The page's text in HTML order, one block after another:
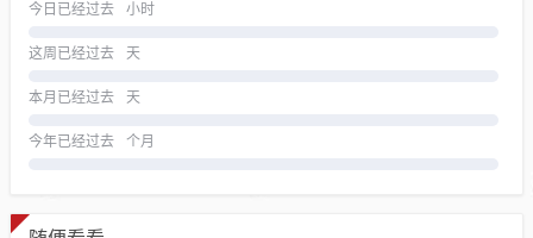
今日已经过去 小时
这周已经过去 天
本月已经过去 天
今年已经过去 个月